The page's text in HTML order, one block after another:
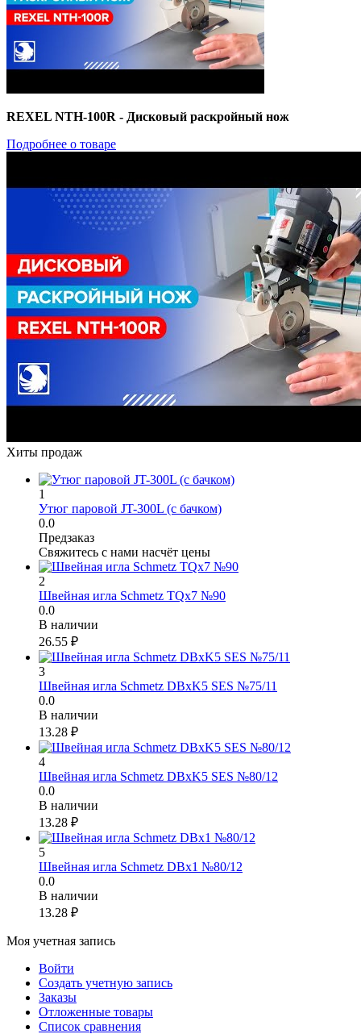
REXEL NTH-100R - Дисковый раскройный нож
Подробнее о товаре
Хиты продаж
1
Утюг паровой JT-300L (с бачком)
0.0
Предзаказ
Свяжитесь с нами насчёт цены
2
Швейная игла Schmetz TQx7 №90
0.0
В наличии
26.55 ₽
3
Швейная игла Schmetz DBxK5 SES №75/11
0.0
В наличии
13.28 ₽
4
Швейная игла Schmetz DBxK5 SES №80/12
0.0
В наличии
13.28 ₽
5
Швейная игла Schmetz DBx1 №80/12
0.0
В наличии
13.28 ₽
Моя учетная запись
Войти
Создать учетную запись
Заказы
Отложенные товары
Список сравнения